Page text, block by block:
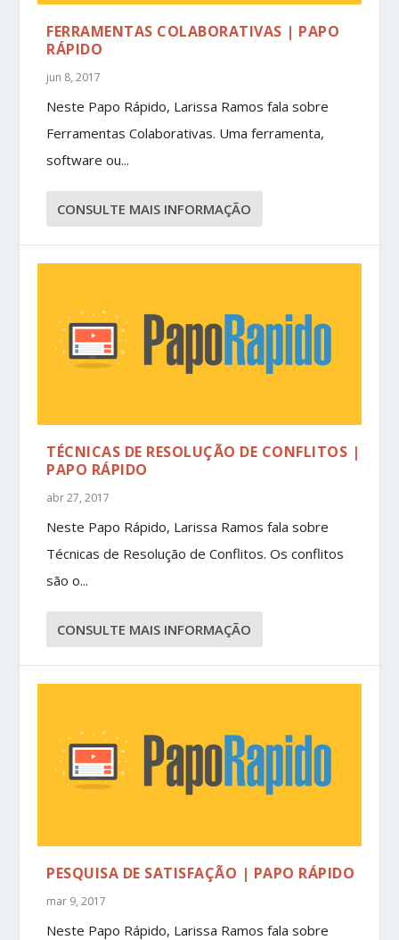
FERRAMENTAS COLABORATIVAS | PAPO
RÁPIDO
jun 8, 2017
Neste Papo Rápido, Larissa Ramos fala sobre
Ferramentas Colaborativas. Uma ferramenta,
software ou...
CONSULTE MAIS INFORMAÇÃO
TÉCNICAS DE RESOLUÇÃO DE CONFLITOS |
PAPO RÁPIDO
abr 27, 2017
Neste Papo Rápido, Larissa Ramos fala sobre
Técnicas de Resolução de Conflitos. Os conflitos
são o...
CONSULTE MAIS INFORMAÇÃO
PESQUISA DE SATISFAÇÃO | PAPO RÁPIDO
mar 9, 2017
Neste Papo Rápido, Larissa Ramos fala sobre